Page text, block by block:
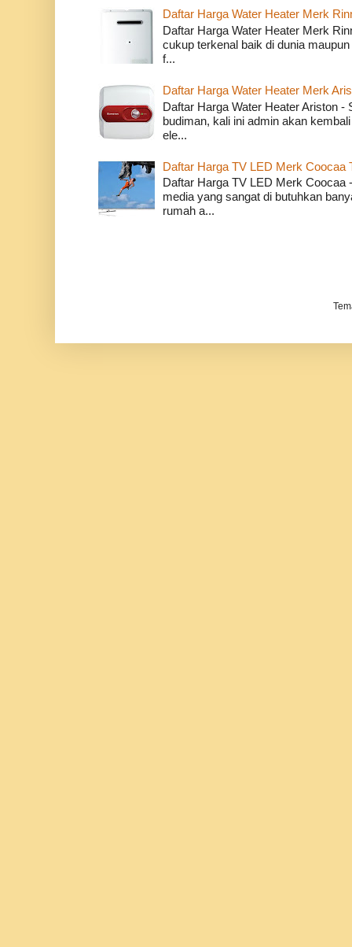
Daftar Harga Water Heater Merk
Daftar Harga Water Heater Merk
cukup terkenal baik di dunia
f...
Daftar Harga Water Heater Merk
Daftar Harga Water Heater Ariston -
budiman, kali ini admin akan
ele...
Daftar Harga TV LED Merk Coocaa
Daftar Harga TV LED Merk Coocaa
media yang sangat di butuhkan
rumah a...